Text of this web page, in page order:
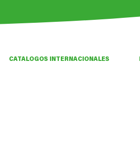
CATALOGOS INTERNACIONALES